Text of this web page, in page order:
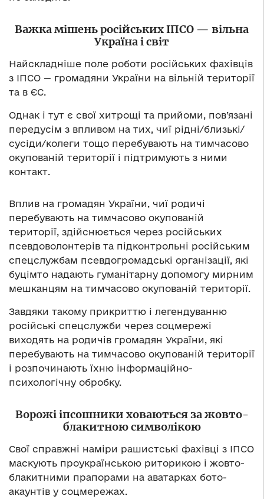
Важка мішень російських ІПСО — вільна
Україна і світ
Найскладніше поле роботи російських фахівців
з ІПСО — громадяни України на вільній території
та в ЄС.
Однак і тут є свої хитрощі та прийоми, пов’язані
передусім з впливом на тих, чиї рідні/близькі/
сусіди/колеги тощо перебувають на тимчасово
окупованій території і підтримують з ними
контакт.
Вплив на громадян України, чиї родичі
перебувають на тимчасово окупованій
території, здійснюється через російських
псевдоволонтерів та підконтрольні російським
спецслужбам псевдогромадські організації, які
буцімто надають гуманітарну допомогу мирним
мешканцям на тимчасово окупованій території.
Завдяки такому прикриттю і легендуванню
російські спецслужби через соцмережі
виходять на родичів громадян України, які
перебувають на тимчасово окупованій території
і розпочинають їхню інформаційно-
психологічну обробку.
Ворожі іпсошники ховаються за жовто-
блакитною символікою
Свої справжні наміри рашистські фахівці з ІПСО
маскують проукраїнською риторикою і жовто-
блакитними прапорами на аватарках бото-
акаунтів у соцмережах.